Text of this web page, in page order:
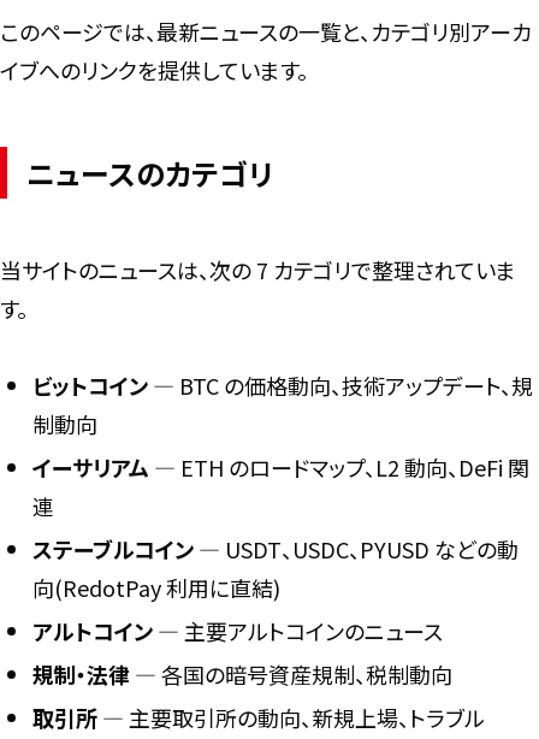
このページでは、最新ニュースの一覧と、カテゴリ別アーカ
イブへのリンクを提供しています。
ニュースのカテゴリ
当サイトのニュースは、次の 7 カテゴリで整理されていま
す。
ビットコイン― BTC の価格動向、技術アップデート、規
制動向
イーサリアム ― ETH のロードマップ、L2 動向、DeFi 関
連
ステーブルコイン― USDT、USDC、PYUSD などの動
向(RedotPay 利用に直結)
アルトコイン― 主要アルトコインのニュース
規制・法律― 各国の暗号資産規制、税制動向
取引所― 主要取引所の動向、新規上場、トラブル